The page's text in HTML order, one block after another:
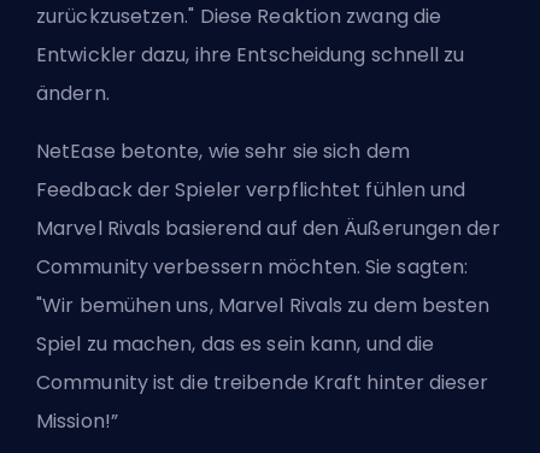
zurückzusetzen." Diese Reaktion zwang die
Entwickler dazu, ihre Entscheidung schnell zu
ändern.
NetEase betonte, wie sehr sie sich dem
Feedback der Spieler verpflichtet fühlen und
Marvel Rivals basierend auf den Äußerungen der
Community verbessern möchten. Sie sagten:
"Wir bemühen uns, Marvel Rivals zu dem besten
Spiel zu machen, das es sein kann, und die
Community ist die treibende Kraft hinter dieser
Mission!”